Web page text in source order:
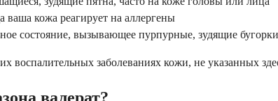
кожа реагирует на аллергены
состояние, вызывающее пурпурные, зудящие бугорки
воспалительных заболеваниях кожи, не указанных
валерат?